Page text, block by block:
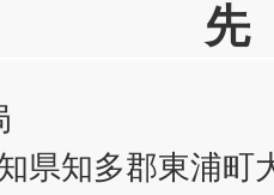
先
県知多郡東浦町